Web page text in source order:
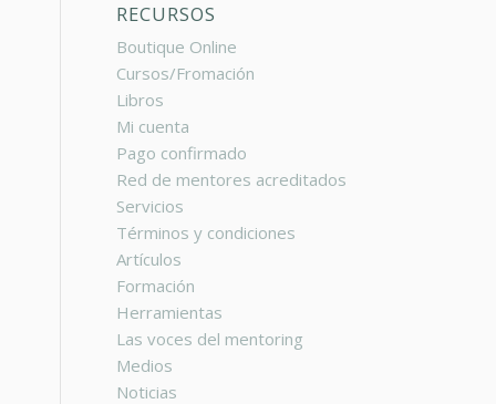
RECURSOS
Boutique Online
Cursos/Fromación
Libros
Mi cuenta
Pago confirmado
Red de mentores acreditados
Servicios
Términos y condiciones
Artículos
Formación
Herramientas
Las voces del mentoring
Medios
Noticias